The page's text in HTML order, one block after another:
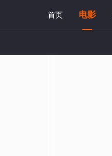
首页 电影